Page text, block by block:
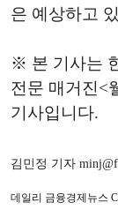
은 예상하고
※ 본 기사는
전문 매거진<
기사입니다.
김민정 기자
데일리 금융경제뉴스